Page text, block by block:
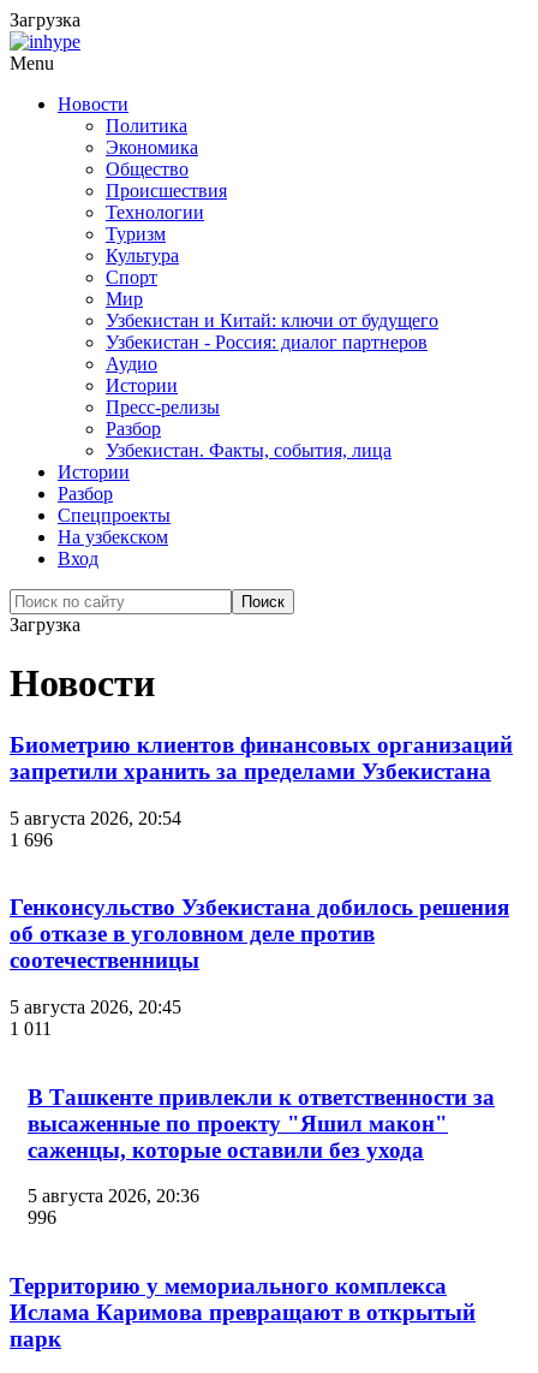
Загрузка
Menu
Новости
Политика
Экономика
Общество
Происшествия
Технологии
Туризм
Культура
Спорт
Мир
Узбекистан и Китай: ключи от будущего
Узбекистан - Россия: диалог партнеров
Аудио
Истории
Пресс-релизы
Разбор
Узбекистан. Факты, события, лица
Истории
Разбор
Спецпроекты
На узбекском
Вход
Загрузка
Новости
Биометрию клиентов финансовых организаций
запретили хранить за пределами Узбекистана
5 августа 2026, 20:54
1 696
Генконсульство Узбекистана добилось решения
об отказе в уголовном деле против
соотечественницы
5 августа 2026, 20:45
1 011
В Ташкенте привлекли к ответственности за
высаженные по проекту "Яшил макон"
саженцы, которые оставили без ухода
5 августа 2026, 20:36
996
Территорию у мемориального комплекса
Ислама Каримова превращают в открытый
парк